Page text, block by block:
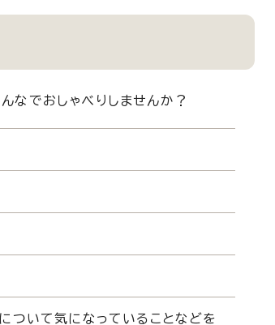
なでおしゃべりしませんか？
ついて気になっていることなどを